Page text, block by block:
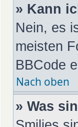
» Kann
Nein, es
meisten
BBCode
Nach oben
» Was